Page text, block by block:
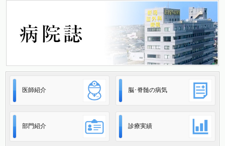
医師紹介 脳･脊髄の病気
部門紹介 診療実績